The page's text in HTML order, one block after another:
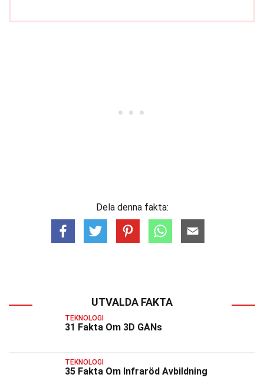
Dela denna fakta:
UTVALDA FAKTA
TEKNOLOGI
31 Fakta Om 3D GANs
TEKNOLOGI
35 Fakta Om Infraröd Avbildning